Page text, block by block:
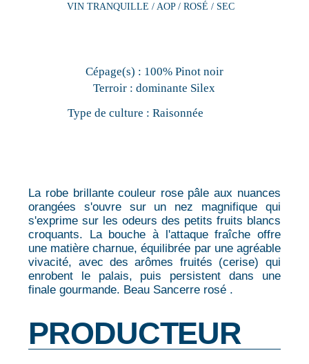
VIN TRANQUILLE / AOP / ROSÉ / SEC
Cépage(s) : 100% Pinot noir
Terroir : dominante Silex
Type de culture : Raisonnée
La robe brillante couleur rose pâle aux nuances
orangées s'ouvre sur un nez magnifique qui
s'exprime sur les odeurs des petits fruits blancs
croquants. La bouche à l'attaque fraîche offre
une matière charnue, équilibrée par une agréable
vivacité, avec des arômes fruités (cerise) qui
enrobent le palais, puis persistent dans une
finale gourmande. Beau Sancerre rosé .
PRODUCTEUR